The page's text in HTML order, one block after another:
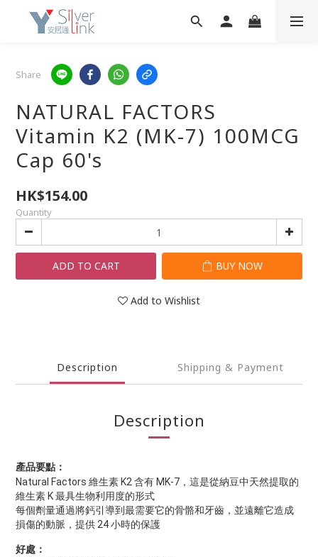
Share
NATURAL FACTORS
Vitamin K2 (MK-7) 100MCG
Cap 60's
HK$154.00
Quantity
ADD TO CART BUY NOW
Add to Wishlist
Description Shipping & Payment
Description
產品要點：
Natural Factors 維生素 K2 含有 MK-7，這是從納豆中天然提取的
維生素 K 最具生物利用度的形式
每個劑量通過將鈣引導到最需要它的骨骼和牙齒，並遠離它造成
損傷的動脈，提供 24 小時的保護
好處：